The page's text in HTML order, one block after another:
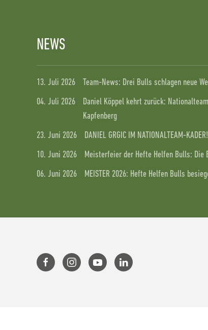
NEWS
13. Juli 2026
Team-News: Drei Bulls schlagen neue
04. Juli 2026
Daniel Köppel kehrt zurück:
Kapfenberg
23. Juni 2026
DANIEL GRGIC IM NATIONALTEAM-KADER!
10. Juni 2026
Meisterfeier der Hefte Helfen Bulls:
06. Juni 2026
MEISTER 2026: Hefte Helfen Bulls